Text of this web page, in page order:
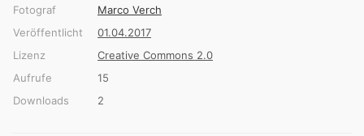
Fotograf
Marco Verch
Veröffentlicht
01.04.2017
Lizenz
Creative Commons 2.0
Aufrufe
15
Downloads
2